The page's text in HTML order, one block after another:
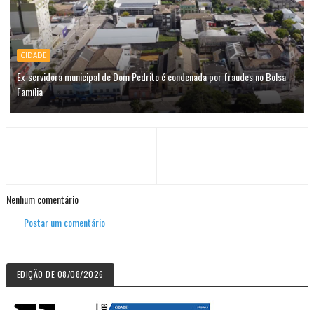
CIDADE
Ex-servidora municipal de Dom Pedrito é condenada por fraudes no Bolsa
Família
Nenhum comentário
Postar um comentário
EDIÇÃO DE 08/08/2026